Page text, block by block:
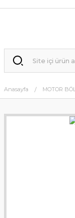
Anasayfa MOTOR